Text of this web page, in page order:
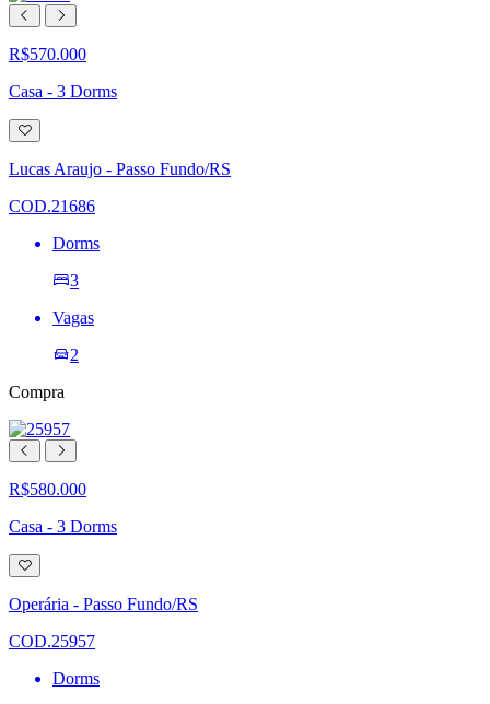
R$570.000
Casa - 3 Dorms
Adicionar
à
lista
de
Lucas Araujo - Passo Fundo/RS
COD.21686
Dorms
3
Vagas
2
Compra
R$580.000
Casa - 3 Dorms
Adicionar
à
lista
de
Operária - Passo Fundo/RS
COD.25957
Dorms